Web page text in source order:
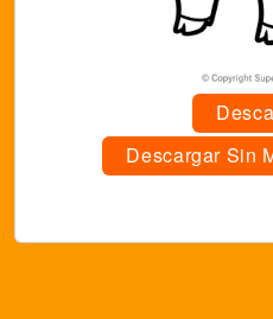
Descargar Sin